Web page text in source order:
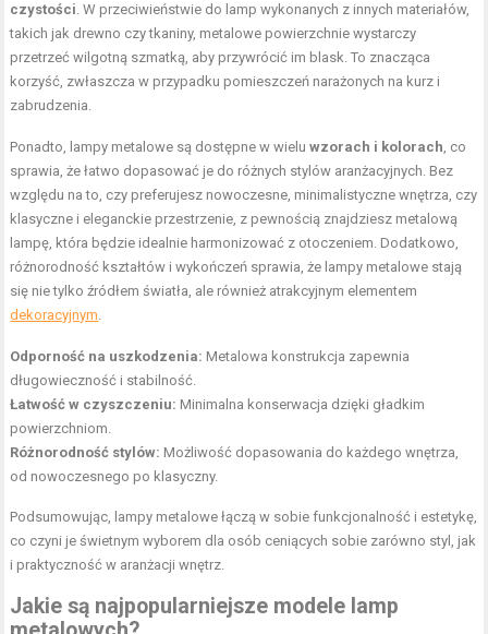
czystości. W przeciwieństwie do lamp wykonanych z innych materiałów,
takich jak drewno czy tkaniny, metalowe powierzchnie wystarczy
przetrzeć wilgotną szmatką, aby przywrócić im blask. To znacząca
korzyść, zwłaszcza w przypadku pomieszczeń narażonych na kurz i
zabrudzenia.
Ponadto, lampy metalowe są dostępne w wieluwzorach i kolorach, co
sprawia, że łatwo dopasować je do różnych stylów aranżacyjnych. Bez
względu na to, czy preferujesz nowoczesne, minimalistyczne wnętrza, czy
klasyczne i eleganckie przestrzenie, z pewnością znajdziesz metalową
lampę, która będzie idealnie harmonizować z otoczeniem. Dodatkowo,
różnorodność kształtów i wykończeń sprawia, że lampy metalowe stają
się nie tylko źródłem światła, ale również atrakcyjnym elementem
dekoracyjnym.
Odporność na uszkodzenia: Metalowa konstrukcja zapewnia
długowieczność i stabilność.
Łatwość w czyszczeniu: Minimalna konserwacja dzięki gładkim
powierzchniom.
Różnorodność stylów: Możliwość dopasowania do każdego wnętrza,
od nowoczesnego po klasyczny.
Podsumowując, lampy metalowe łączą w sobie funkcjonalność i estetykę,
co czyni je świetnym wyborem dla osób ceniących sobie zarówno styl, jak
i praktyczność w aranżacji wnętrz.
Jakie są najpopularniejsze modele lamp